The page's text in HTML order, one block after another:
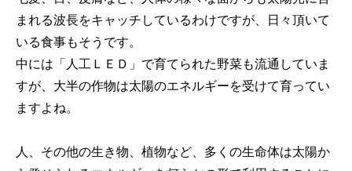
まれる波長をキャッチしているわけですが、日々頂いて
いる食事もそうです。
中には「人工ＬＥＤ」で育てられた野菜も流通していま
すが、大半の作物は太陽のエネルギーを受けて育ってい
ますよね。
人、その他の生き物、植物など、多くの生命体は太陽か